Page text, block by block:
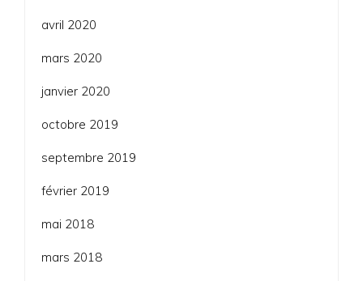
avril 2020
mars 2020
janvier 2020
octobre 2019
septembre 2019
février 2019
mai 2018
mars 2018